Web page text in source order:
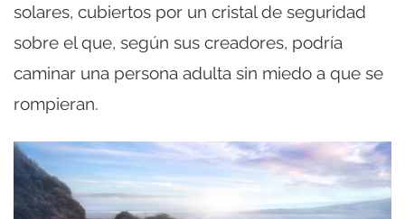
solares, cubiertos por un cristal de seguridad
sobre el que, según sus creadores, podría
caminar una persona adulta sin miedo a que se
rompieran.